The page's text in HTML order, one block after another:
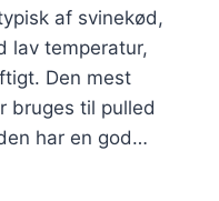
af svinekød,
lav temperatur,
Den mest
bruges til pulled
har en god…